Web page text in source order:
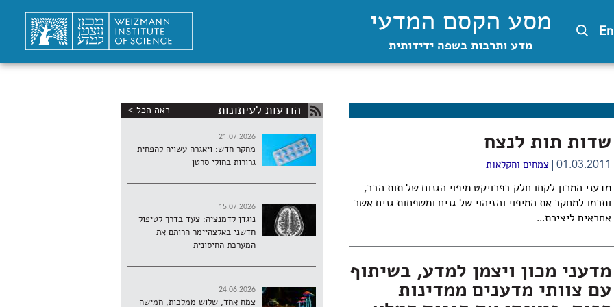
En מסע הקסם המדעי
מדע ותרבות בשפה ידידותית
שדות תות לנצח
01.03.2011 צמחים וחקלאות
מדעני המכון לקחו חלק בפרויקט מיפוי הגנום של תות הבר,
ותרמו למחקר את המיפוי והזיהוי של גנים ומשפחות גנים אשר
אחראים ליצירת...
מדעני מכון ויצמן למדע, בשיתוף
עם צוותי מדענים ממדינות
הודעות לעיתונות ראה הכל >
21.07.2026
מחקר חדש: ויאגרה עשויה להפחית
גרורות בחולי סרטן
15.07.2026
נוגדן לדמנציה: צעד בדרך לטיפול
חדשני באלצהיימר הרותם את
המערכת החיסונית
24.06.2026
צמח אחד, שלוש ממלכות, חמישה